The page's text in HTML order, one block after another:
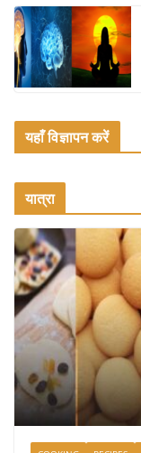
यहाँ विज्ञापन करें
यात्रा